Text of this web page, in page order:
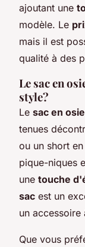
ajoutant une
modèle. Le
mais il est
qualité à des
Le sac en
style?
Le sac en
tenues
ou un short
pique-niques
une touche
sac est un
un
Que vous